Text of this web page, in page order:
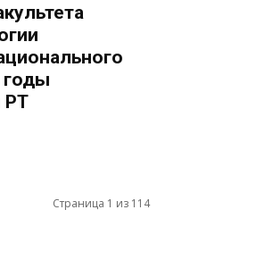
годы
РТ
Страница 1 из 114